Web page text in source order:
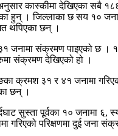
कास्कीमा देखिएका सबै
हुन् । जिल्लाका छ सय १०
थपिएका छन् ।
जनामा संक्रमण पाइएको छ ।
संक्रमण देखिएको हो ।
क्रमश ३१ र ४१ जनामा
छन् ।
सुस्ता पूर्वका १० जनामा ६,
गरिएको परिक्षणमा दुई जना